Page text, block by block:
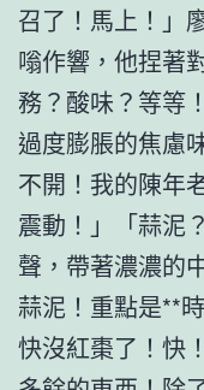
召了！馬上！」
嗡作響，他捏著
務？酸味？等等
過度膨脹的焦慮
不開！我的陳年
震動！」「蒜泥
聲，帶著濃濃的
蒜泥！重點是**
快沒紅棗了！快